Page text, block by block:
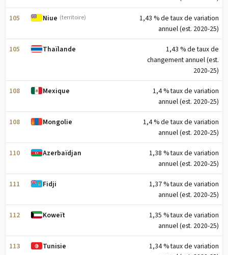
105 Niue (territoire)
1,43 % de taux de variation
annuel (est. 2020-25)
105 Thaïlande
1,43 % de taux de
changement annuel (est.
2020-25)
108 Mexique
1,4 % taux de variation
annuel (est. 2020-25)
108 Mongolie
1,4 % de taux de variation
annuel (est. 2020-25)
110 Azerbaïdjan
1,38 % taux de variation
annuel (est. 2020-25)
111 Fidji
1,37 % taux de variation
annuel (est. 2020-25)
112 Koweït
1,35 % taux de variation
annuel (est. 2020-25)
113 Tunisie
1,34 % taux de variation